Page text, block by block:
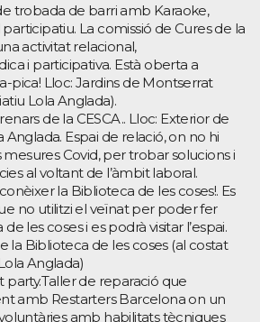
trobada de barri amb Karaoke,
La comissió de Cures de la
activitat relacional,
i participativa. Està oberta a
pica! Lloc: Jardins de Montserrat
Lola Anglada).
de la CESCA.. Lloc: Exterior de
Anglada. Espai de relació, on no hi
Covid, per trobar solucions i
al voltant de l’àmbit laboral.
la Biblioteca de les coses!. Es
no utilitzi el veïnat per poder fer
les coses i es podrà visitar l’espai.
la Biblioteca de les coses (al costat
Anglada)
party.Taller de reparació que
amb Restarters Barcelona on un
amb habilitats tècniques